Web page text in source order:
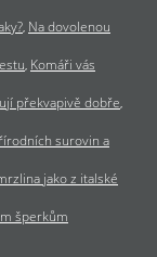
Na dovolenou
Komáři vás
překvapivě dobře
surovin a
jako z italské
šperkům